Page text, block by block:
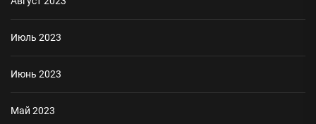
Июль 2023
Июнь 2023
Май 2023